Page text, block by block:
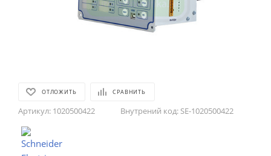
ОТЛОЖИТЬ СРАВНИТЬ
Артикул: 1020500422 Внутрений код: SE-1020500422